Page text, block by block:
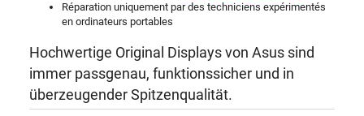
Réparation uniquement par des techniciens expérimentés
en ordinateurs portables
Hochwertige Original Displays von Asus sind
immer passgenau, funktionssicher und in
überzeugender Spitzenqualität.